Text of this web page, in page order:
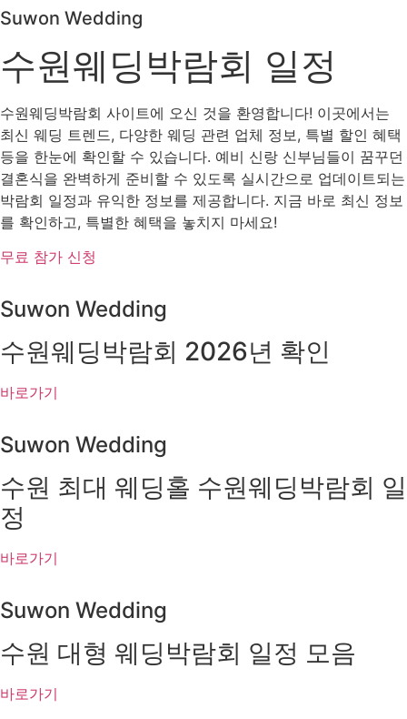
Suwon Wedding
수원웨딩박람회 일정
수원웨딩박람회 사이트에 오신 것을 환영합니다! 이곳에서는
최신 웨딩 트렌드, 다양한 웨딩 관련 업체 정보, 특별 할인 혜택
등을 한눈에 확인할 수 있습니다. 예비 신랑 신부님들이 꿈꾸던
결혼식을 완벽하게 준비할 수 있도록 실시간으로 업데이트되는
박람회 일정과 유익한 정보를 제공합니다. 지금 바로 최신 정보
를 확인하고, 특별한 혜택을 놓치지 마세요!
무료 참가 신청
Suwon Wedding
수원웨딩박람회 2026년 확인​
바로가기
Suwon Wedding
수원 최대 웨딩홀 수원웨딩박람회 일
정
바로가기
Suwon Wedding
수원 대형 웨딩박람회 일정 모음
바로가기